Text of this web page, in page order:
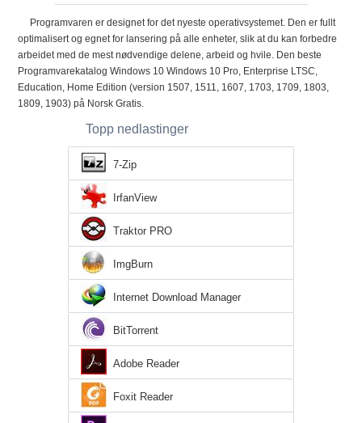
Programvaren er designet for det nyeste operativsystemet. Den er fullt
optimalisert og egnet for lansering på alle enheter, slik at du kan forbedre
arbeidet med de mest nødvendige delene, arbeid og hvile. Den beste
Programvarekatalog Windows 10 Windows 10 Pro, Enterprise LTSC,
Education, Home Edition (version 1507, 1511, 1607, 1703, 1709, 1803,
1809, 1903) på Norsk Gratis.
Topp nedlastinger
7-Zip
IrfanView
Traktor PRO
ImgBurn
Internet Download Manager
BitTorrent
Adobe Reader
Foxit Reader